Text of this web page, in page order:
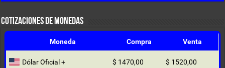
COTIZACIONES DE MONEDAS
Moneda Compra Venta
Dólar Oficial + $ 1470,00 $ 1520,00